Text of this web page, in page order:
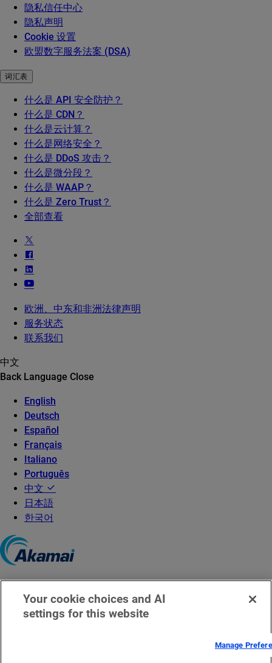
隐私信任中心
隐私声明
Cookie 设置
欧盟数字服务法案 (DSA)
词汇表
什么是 API 安全防护？
什么是 CDN？
什么是云计算？
什么是网络安全？
什么是 DDoS 攻击？
什么是微分段？
什么是 WAAP？
什么是 Zero Trust？
全部查看
欧洲、中东和非洲法律声明
服务状态
联系我们
中文
Back Language Close
English
Deutsch
Español
Français
Italiano
Português
中文
日本語
한국어
京ICP备08100795号
Your cookie choices and AI
settings for this website
Manage